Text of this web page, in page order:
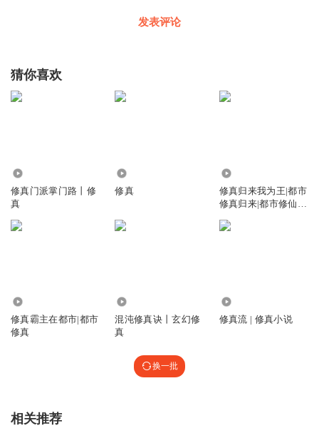
发表评论
猜你喜欢
修真门派掌门路丨修
真
修真
修真归来我为王|都市
修真归来|都市修仙|
修真霸主在都市|都市
修真
混沌修真诀丨玄幻修
真
修真流 | 修真小说
换一批
相关推荐